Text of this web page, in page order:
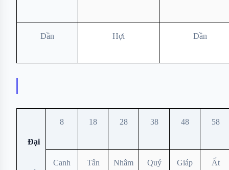
Dần Hợi Dần
Đại
8 18 28 38 48 58
Canh Tân Nhâm Quý Giáp Ất